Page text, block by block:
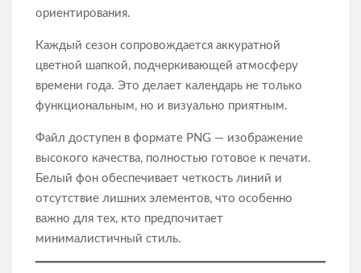
ориентирования.
Каждый сезон сопровождается аккуратной
цветной шапкой, подчеркивающей атмосферу
времени года. Это делает календарь не только
функциональным, но и визуально приятным.
Файл доступен в формате PNG — изображение
высокого качества, полностью готовое к печати.
Белый фон обеспечивает четкость линий и
отсутствие лишних элементов, что особенно
важно для тех, кто предпочитает
минималистичный стиль.